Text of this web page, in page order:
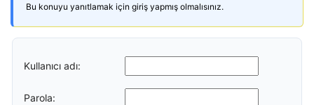
Bu konuyu yanıtlamak için giriş yapmış olmalısınız.
Kullanıcı adı:
Parola: